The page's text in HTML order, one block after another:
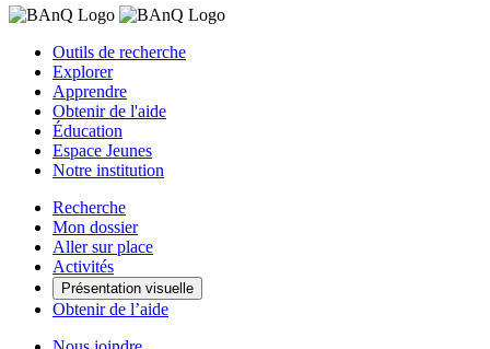
Outils de recherche
Explorer
Apprendre
Obtenir de l'aide
Éducation
Espace Jeunes
Notre institution
Recherche
Mon dossier
Aller sur place
Activités
Présentation visuelle
Obtenir de l’aide